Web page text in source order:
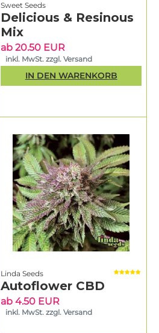
Sweet Seeds
Delicious & Resinous
Mix
ab 20.50 EUR
inkl. MwSt. zzgl. Versand
IN DEN WARENKORB
Linda Seeds
Autoflower CBD
ab 4.50 EUR
inkl. MwSt. zzgl. Versand